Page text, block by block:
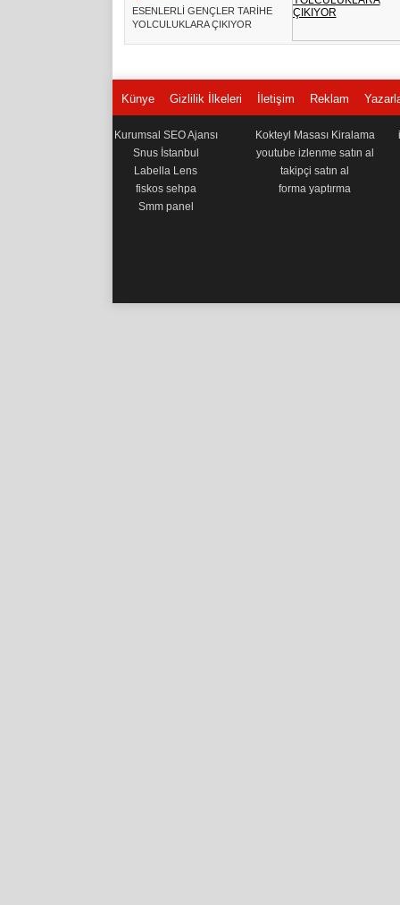
ESENLERLİ GENÇLER TARİHE
YOLCULUKLARA ÇIKIYOR
Künye Gizlilik İlkeleri İletişim Reklam
Kurumsal SEO Ajansı
Snus İstanbul
Labella Lens
fiskos sehpa
Smm panel
Kokteyl Masası Kiralama
youtube izlenme satın al
takipçi satın al
forma yaptırma